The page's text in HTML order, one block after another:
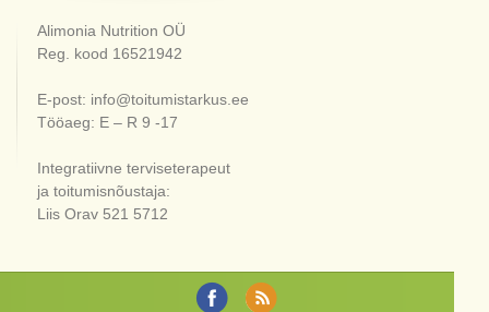
Alimonia Nutrition OÜ
Reg. kood 16521942
E-post: info@toitumistarkus.ee
Tööaeg: E – R 9 -17
Integratiivne terviseterapeut
ja toitumisnõustaja:
Liis Orav 521 5712